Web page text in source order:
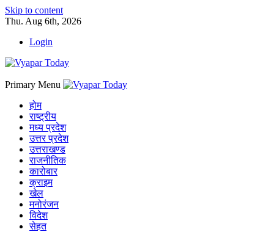
Skip to content
Thu. Aug 6th, 2026
Login
Primary Menu
होम
राष्ट्रीय
मध्य प्रदेश
उत्तर प्रदेश
उत्तराखण्ड
राजनीतिक
कारोबार
क्राइम
खेल
मनोरंजन
विदेश
सेहत